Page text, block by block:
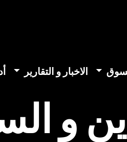
الاخبار و التقارير
و